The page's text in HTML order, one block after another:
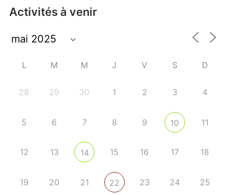
Activités à venir
L M M J V S D
28 29 30 1 2 3 4
5 6 7 8 9 10 11
12 13 14 15 16 17 18
19 20 21 22 23 24 25